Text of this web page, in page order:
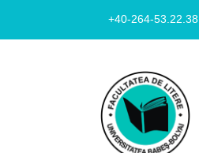
+40-264-53.22.38